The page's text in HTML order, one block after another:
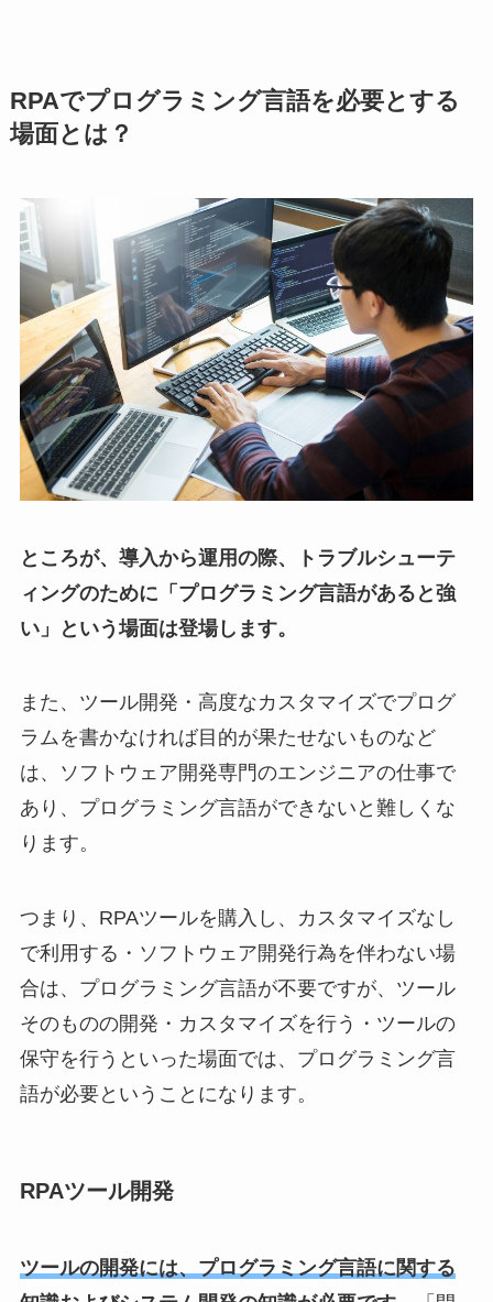
RPAでプログラミング言語を必要とする
場面とは？
ところが、導入から運用の際、トラブルシューテ
ィングのために「プログラミング言語があると強
い」という場面は登場します。
また、ツール開発・高度なカスタマイズでプログ
ラムを書かなければ目的が果たせないものなど
は、ソフトウェア開発専門のエンジニアの仕事で
あり、プログラミング言語ができないと難しくな
ります。
つまり、RPAツールを購入し、カスタマイズなし
で利用する・ソフトウェア開発行為を伴わない場
合は、プログラミング言語が不要ですが、ツール
そのものの開発・カスタマイズを行う・ツールの
保守を行うといった場面では、プログラミング言
語が必要ということになります。
RPAツール開発
ツールの開発には、プログラミング言語に関する